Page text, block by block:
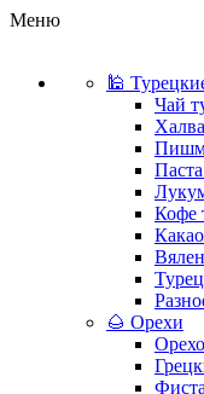
Меню
🕌
Чай
Кофе
🌰 Орехи